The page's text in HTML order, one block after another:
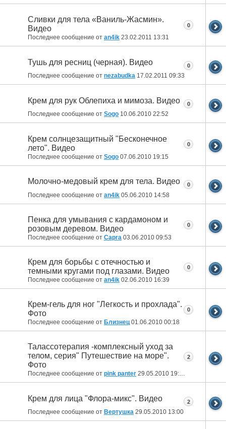
Сливки для тела «Ваниль-Жасмин».
Видео
Последнее сообщение от an4ik 23.02.2011 13:31
0
Тушь для ресниц (черная). Видео
Последнее сообщение от nezabudka 17.02.2011 09:33
0
Крем для рук Облепиха и мимоза. Видео
Последнее сообщение от Sogo 10.06.2010 22:52
0
Крем солнцезащитный "Бесконечное
лето". Видео
Последнее сообщение от Sogo 07.06.2010 19:15
0
Молочно-медовый крем для тела. Видео
Последнее сообщение от an4ik 05.06.2010 14:58
0
Пенка для умывания с кардамоном и
розовым деревом. Видео
Последнее сообщение от Capra 03.06.2010 09:53
0
Крем для борьбы с отечностью и
темными кругами под глазами. Видео
Последнее сообщение от an4ik 02.06.2010 16:39
0
Крем-гель для ног "Легкость и прохлада".
Фото
Последнее сообщение от Близнец01.06.2010 00:18
0
Талассотерапия -комплексный уход за
телом, серия" Путешествие на море".
Фото
Последнее сообщение от pink panter 29.05.2010 19:43
2
Крем для лица "Флора-микс". Видео
Последнее сообщение от Вертушка 29.05.2010 13:00
2